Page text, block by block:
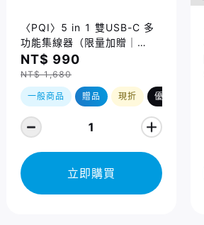
〈PQI〉5 in 1 雙USB-C 多
功能集線器（限量加贈｜
U988 class 10 Micro SD
記憶卡 64GB，附 SD 轉卡）
NT$ 990
NT$ 1,680
一般商品 贈品 現折 優惠加購
1
立即購買